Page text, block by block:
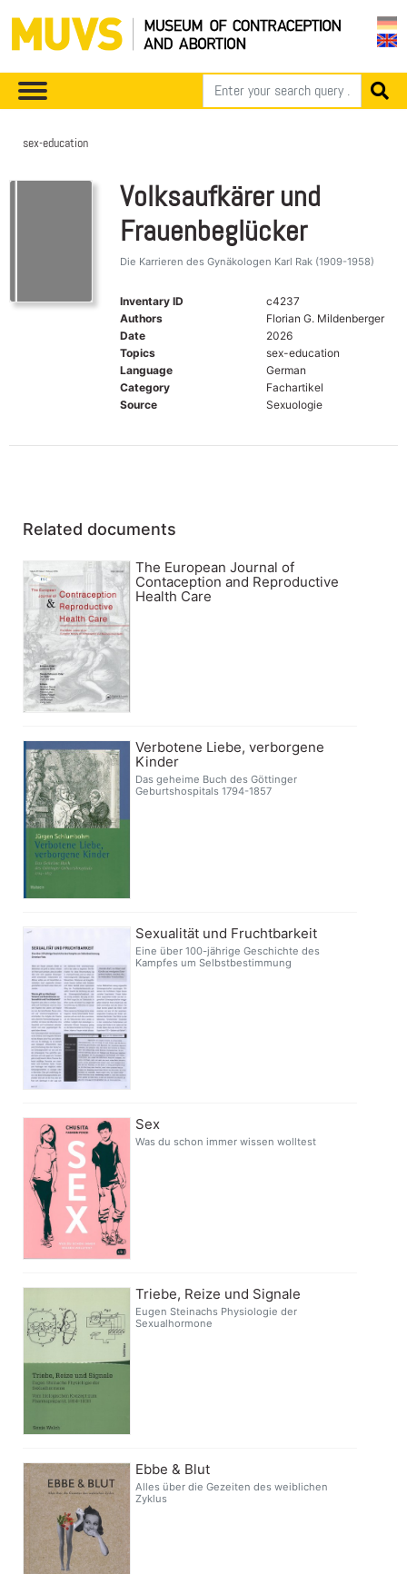
sex-education
Volksaufkärer und
Frauenbeglücker
Die Karrieren des Gynäkologen Karl Rak (1909-1958)
Inventary ID
c4237
Authors
Florian G. Mildenberger
Date
2026
Topics
sex-education
Language
German
Category
Fachartikel
Source
Sexuologie
Related documents
The European Journal of
Contaception and Reproductive
Health Care
Verbotene Liebe, verborgene
Kinder
Das geheime Buch des Göttinger
Geburtshospitals 1794-1857
Sexualität und Fruchtbarkeit
Eine über 100-jährige Geschichte des
Kampfes um Selbstbestimmung
Sex
Was du schon immer wissen wolltest
Triebe, Reize und Signale
Eugen Steinachs Physiologie der
Sexualhormone
Ebbe & Blut
Alles über die Gezeiten des weiblichen
Zyklus